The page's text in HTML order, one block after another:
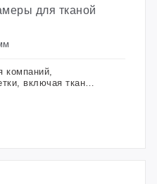
для тканой
компаний,
включая тканые
достиг 80% в
высокого класса.